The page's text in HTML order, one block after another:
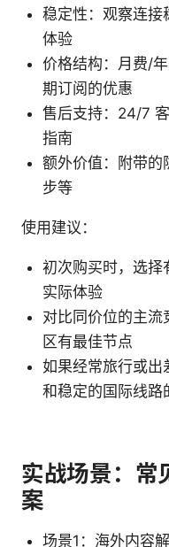
稳定性：观察连接
体验
价格结构：月费/
期订阅的优惠
售后支持：24/7
指南
额外价值：附带的
步等
使用建议：
初次购买时，选择
实际体验
对比同价位的主
区有最佳节点
如果经常旅行或出
和稳定的国际线路
实战场景：常
案
场景1：海外内容